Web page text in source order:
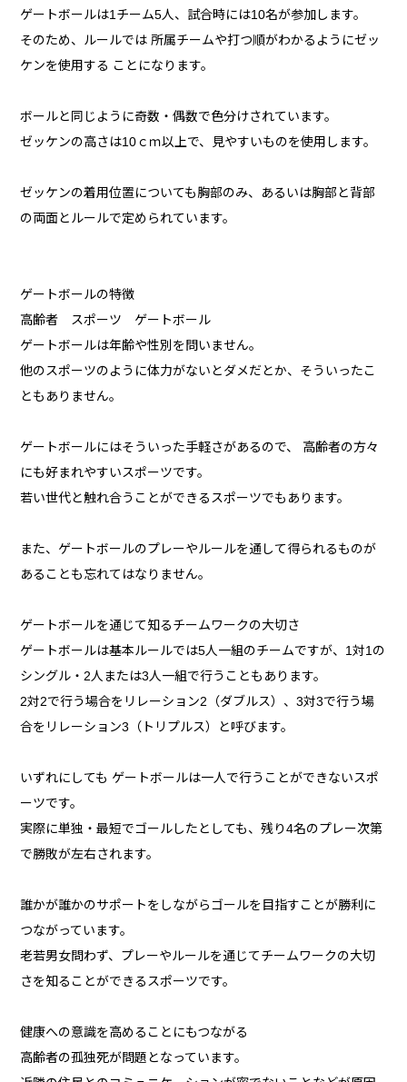
ゲートボールは1チーム5人、試合時には10名が参加します。
そのため、ルールでは 所属チームや打つ順がわかるようにゼッ
ケンを使用する ことになります。
ボールと同じように奇数・偶数で色分けされています。
ゼッケンの高さは10ｃｍ以上で、見やすいものを使用します。
ゼッケンの着用位置についても胸部のみ、あるいは胸部と背部
の両面とルールで定められています。
ゲートボールの特徴
高齢者 スポーツ ゲートボール
ゲートボールは年齢や性別を問いません。
他のスポーツのように体力がないとダメだとか、そういったこ
ともありません。
ゲートボールにはそういった手軽さがあるので、 高齢者の方々
にも好まれやすいスポーツです。
若い世代と触れ合うことができるスポーツでもあります。
また、ゲートボールのプレーやルールを通して得られるものが
あることも忘れてはなりません。
ゲートボールを通じて知るチームワークの大切さ
ゲートボールは基本ルールでは5人一組のチームですが、1対1の
シングル・2人または3人一組で行うこともあります。
2対2で行う場合をリレーション2（ダブルス）、3対3で行う場
合をリレーション3（トリプルス）と呼びます。
いずれにしても ゲートボールは一人で行うことができないスポ
ーツです。
実際に単独・最短でゴールしたとしても、残り4名のプレー次第
で勝敗が左右されます。
誰かが誰かのサポートをしながらゴールを目指すことが勝利に
つながっています。
老若男女問わず、プレーやルールを通じてチームワークの大切
さを知ることができるスポーツです。
健康への意識を高めることにもつながる
高齢者の孤独死が問題となっています。